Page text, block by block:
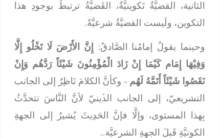
الثانية، القضيَّةُ تَكوينيَّةٌ، القَضيَّةُ ترتبطُ بوجودِ هذا
التكوين، ولَيست القضيَّةُ شرعيَّةً.
وحينما يقولُ إمامُنا الصَّادقُ:
إِنَّ الأَرْضَ لَا تَخْلُو إِلَّا
وَفِيْهَا إِمَام
كَيْمَا إِنْ زَادَ الْمُؤْمِنُونَ شَيْئَاً رَدَّهُم
وَإِنْ
نَقَصُوا شَيْئَاً أَتَمَّهُ لَهُم- وكأنَّ الكلامَ نَاظِرٌ إلى الجانب
التشريعيّ، إلى الجانب الدﱢينيّ لأنَّ النَّاسَ تتحدَّثُ
بِهذا المستوى، وإلَّا فإنَّ الحَدِيثَ يُشيرُ إلى الجهةِ
الكونيَّةِ قَبلَ الجهةِ الشرعيَّة..